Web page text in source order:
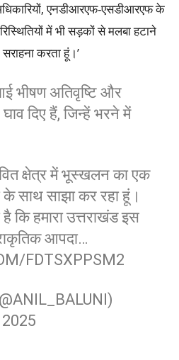
एनडीआरएफ-एसडीआरएफ के
में भी सड़कों से मलबा हटाने
करता हूं।’
भीषण अतिवृष्टि और
दिए हैं, जिन्हें भरने में
क्षेत्र में भूस्खलन का एक
साथ साझा कर रहा हूं।
कि हमारा उत्तराखंड इस
आपदा…
FDTSXPPSM2